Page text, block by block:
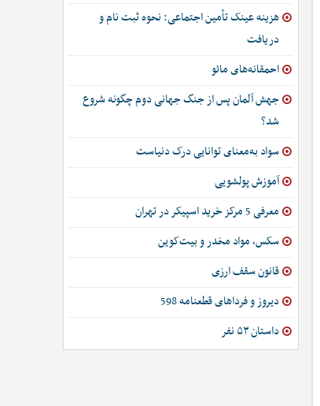
هزینه عینک تأمین اجتماعی: نحوه ثبت نام و
دریافت
احمقانه‌های مائو
جهش آلمان پس از جنگ جهانی دوم چگونه شروع
شد؟
سواد به‌معنای توانایی درک دنیاست
آموزش پولشویی
معرفی 5 مرکز خرید اسپیکر در تهران
سکس، مواد مخدر و بیت‌کوین
قانون سقف ارزی
دیروز و فرداهای قطعنامه 598
داستان ۵۳ نفر